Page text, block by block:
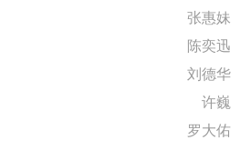
张惠妹
陈奕迅
刘德华
许巍
罗大佑